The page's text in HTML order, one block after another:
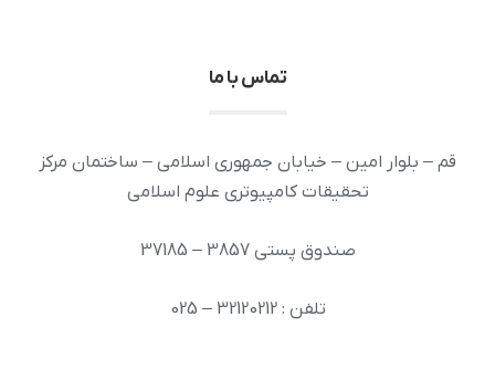
تماس با ما
قم – بلوار امین – خیابان جمهوری اسلامی – ساختمان مرکز
تحقیقات کامپیوتری علوم اسلامی
صندوق پستی 3857 – 37185
تلفن : 32120212 – 025